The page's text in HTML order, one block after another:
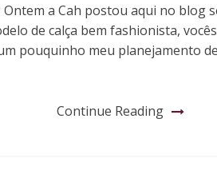
a Cah postou aqui no blog
de calça bem fashionista,
pouquinho meu planejamento
Continue Reading